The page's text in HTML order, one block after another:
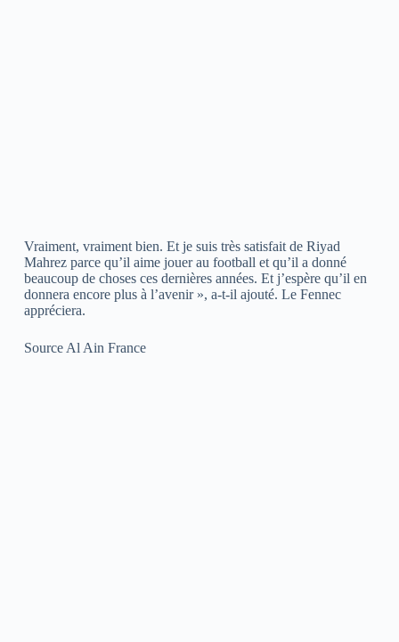
Vraiment, vraiment bien. Et je suis très satisfait de Riyad
Mahrez parce qu’il aime jouer au football et qu’il a donné
beaucoup de choses ces dernières années. Et j’espère qu’il en
donnera encore plus à l’avenir », a-t-il ajouté. Le Fennec
appréciera.
Source Al Ain France